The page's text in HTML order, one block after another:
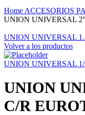
Home ACCESORIOS
UNION UNIVERSAL
UNION UNIVERSAL
Volver a los productos
UNION UNIVERSAL
UNION
C/R